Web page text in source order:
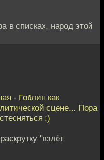
в списках, народ этой
- Гоблин как
сцене... Пора
;)
"взлёт